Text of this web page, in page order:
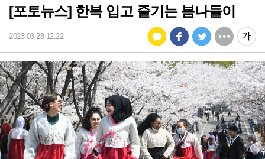
[포토뉴스] 한복 입고 즐기는 봄나들이
2023-03-28 12:22